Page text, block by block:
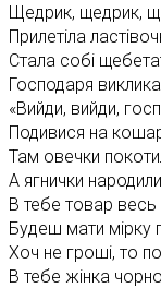
Щедрик, щедрик,
Прилетіла
Стала собі
Господаря
«Вийди, вийди,
Подивися на
Там овечки
А ягнички
В тебе товар
Будеш мати мірку
Хоч не гроші, то
В тебе жінка